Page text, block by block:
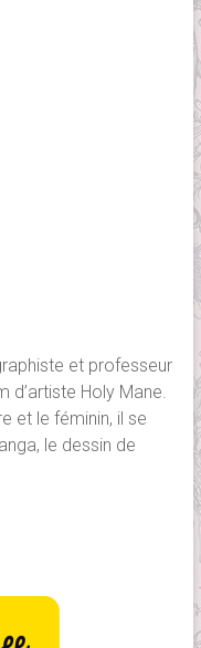
et professeur
Holy Mane.
et le féminin, il se
le dessin de